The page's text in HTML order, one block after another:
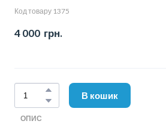
Код товару 1375
4 000  грн.
В кошик
ОПИС